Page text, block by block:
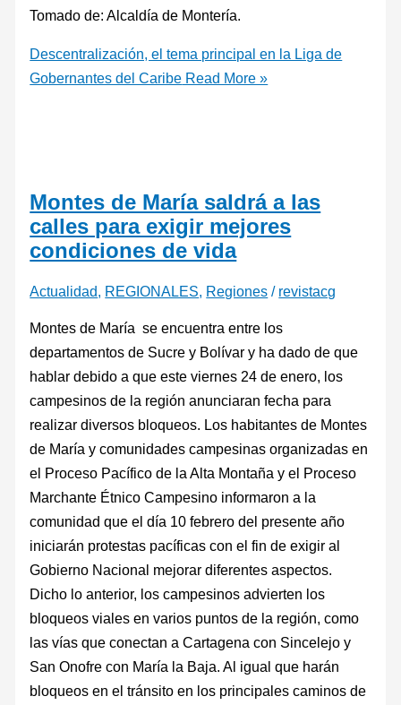
Tomado de: Alcaldía de Montería.
Descentralización, el tema principal en la Liga de
Gobernantes del Caribe Read More »
Montes de María saldrá a las
calles para exigir mejores
condiciones de vida
Actualidad, REGIONALES, Regiones / revistacg
Montes de María ​ se encuentra entre los
departamentos de Sucre y Bolívar y ha dado de que
hablar debido a que este viernes 24 de enero, los
campesinos de la región anunciaran fecha para
realizar diversos bloqueos. Los habitantes de Montes
de María y comunidades campesinas organizadas en
el Proceso Pacífico de la Alta Montaña y el Proceso
Marchante Étnico Campesino informaron a la
comunidad que el día 10 febrero del presente año
iniciarán protestas pacíficas con el fin de exigir al
Gobierno Nacional mejorar diferentes aspectos.
Dicho lo anterior, los campesinos advierten los
bloqueos viales en varios puntos de la región, como
las vías que conectan a Cartagena con Sincelejo y
San Onofre con María la Baja. Al igual que harán
bloqueos en el tránsito en los principales caminos de